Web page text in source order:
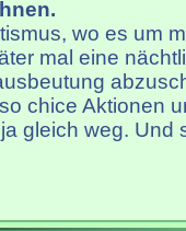
wo es um
mal eine
chice Aktionen
gleich weg. Und